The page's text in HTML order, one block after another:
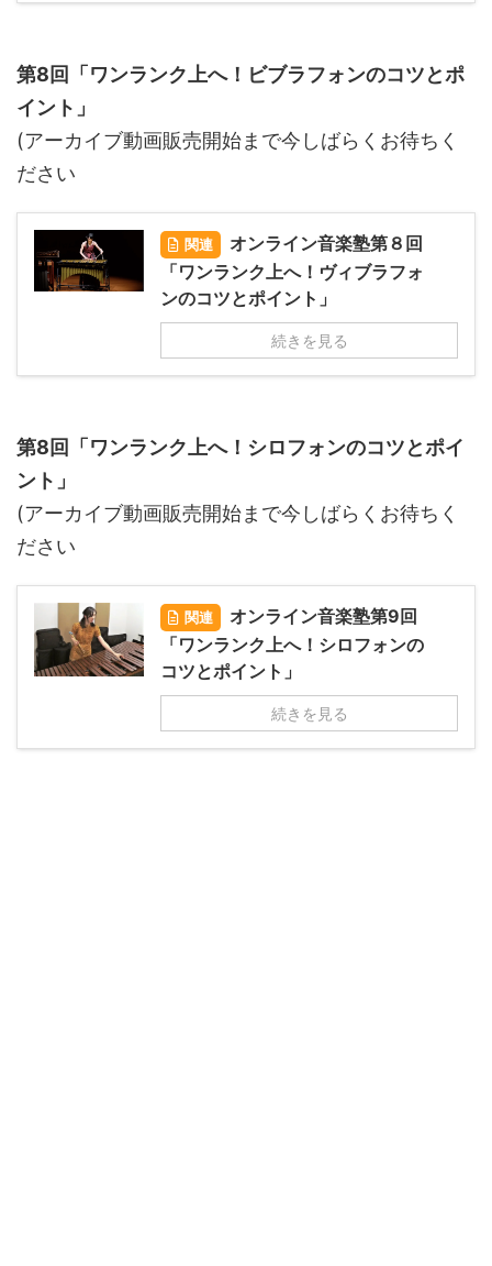
第8回「ワンランク上へ！ビブラフォンのコツとポ
イント」
(アーカイブ動画販売開始まで今しばらくお待ちく
ださい
関連
オンライン音楽塾第８回
「ワンランク上へ！ヴィブラフォ
ンのコツとポイント」
続きを見る
第8回「ワンランク上へ！シロフォンのコツとポイ
ント」
(アーカイブ動画販売開始まで今しばらくお待ちく
ださい
関連
オンライン音楽塾第9回
「ワンランク上へ！シロフォンの
コツとポイント」
続きを見る